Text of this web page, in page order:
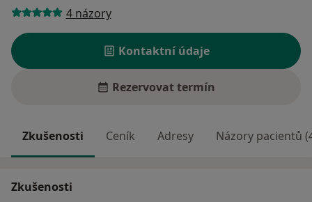
4 názory
Kontaktní údaje
Rezervovat termín
Zkušenosti Ceník Adresy Názory pacientů
Zkušenosti